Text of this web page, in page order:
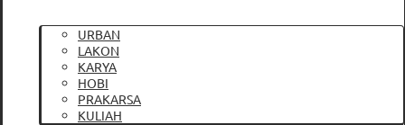
URBAN
LAKON
KARYA
HOBI
PRAKARSA
KULIAH